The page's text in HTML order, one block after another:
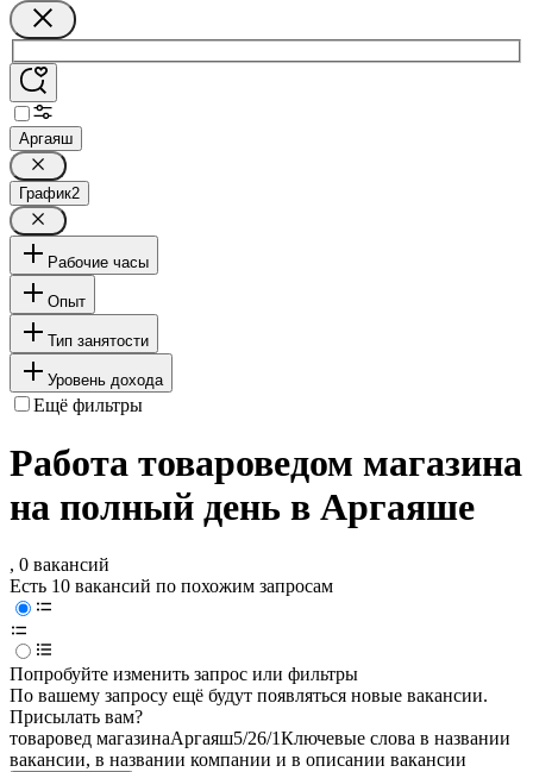
Аргаяш
График2
Рабочие часы
Опыт
Тип занятости
Уровень дохода
Ещё фильтры
Работа товароведом магазина
на полный день в Аргаяше
, 0 вакансий
Есть 10 вакансий по похожим запросам
Попробуйте изменить запрос или фильтры
По вашему запросу ещё будут появляться новые вакансии.
Присылать вам?
товаровед магазинаАргаяш5/26/1Ключевые слова в названии
вакансии, в названии компании и в описании вакансии